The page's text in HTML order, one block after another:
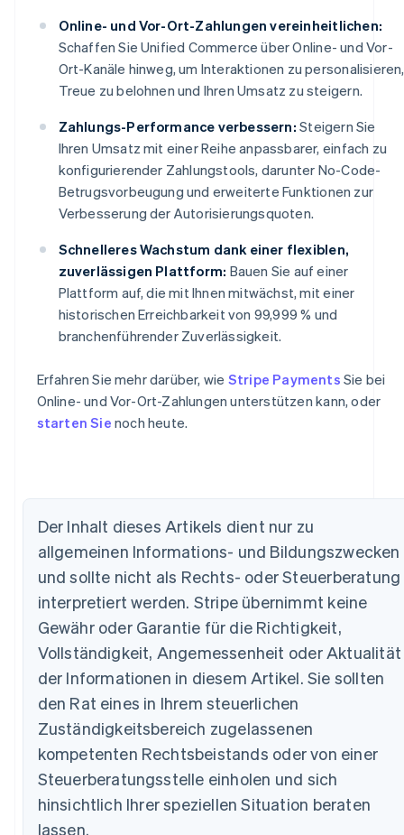
Online- und Vor-Ort-Zahlungen vereinheitlichen:
Schaffen Sie Unified Commerce über Online- und Vor-
Ort-Kanäle hinweg, um Interaktionen zu personalisieren,
Treue zu belohnen und Ihren Umsatz zu steigern.
Zahlungs-Performance verbessern: Steigern Sie
Ihren Umsatz mit einer Reihe anpassbarer, einfach zu
konfigurierender Zahlungstools, darunter No-Code-
Betrugsvorbeugung und erweiterte Funktionen zur
Verbesserung der Autorisierungsquoten.
Schnelleres Wachstum dank einer flexiblen,
zuverlässigen Plattform: Bauen Sie auf einer
Plattform auf, die mit Ihnen mitwächst, mit einer
historischen Erreichbarkeit von 99,999 % und
branchenführender Zuverlässigkeit.
Erfahren Sie mehr darüber, wie Stripe Payments Sie bei
Online- und Vor-Ort-Zahlungen unterstützen kann, oder
starten Sie noch heute.
Der Inhalt dieses Artikels dient nur zu
allgemeinen Informations- und Bildungszwecken
und sollte nicht als Rechts- oder Steuerberatung
interpretiert werden. Stripe übernimmt keine
Gewähr oder Garantie für die Richtigkeit,
Vollständigkeit, Angemessenheit oder Aktualität
der Informationen in diesem Artikel. Sie sollten
den Rat eines in Ihrem steuerlichen
Zuständigkeitsbereich zugelassenen
kompetenten Rechtsbeistands oder von einer
Steuerberatungsstelle einholen und sich
hinsichtlich Ihrer speziellen Situation beraten
lassen.
Australien
English
NederlandsFrançaisDeutschEnglish
Brasilien
PortuguêsEnglish
Bulgarien
English
Dänemark
Deutschland
DeutschEnglish
Estland
English
Festlandchina
简体中文English